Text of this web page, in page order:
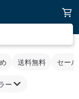
送料無料 セー
ー